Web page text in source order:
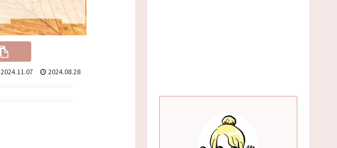
2024.11.07 2024.08.28